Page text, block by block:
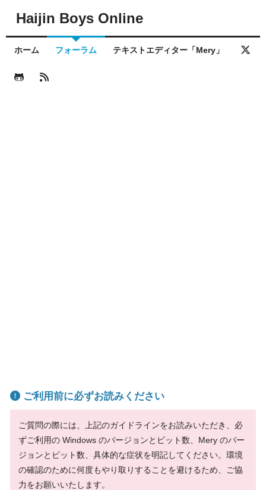
Haijin Boys Online
ホーム フォーラム テキストエディター「Mery」
ご利用前に必ずお読みください
ご質問の際には、上記のガイドラインをお読みいただき、必
ずご利用の Windows のバージョンとビット数、Mery のバー
ジョンとビット数、具体的な症状を明記してください。環境
の確認のために何度もやり取りすることを避けるため、ご協
力をお願いいたします。